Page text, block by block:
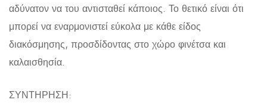
αδύνατον να του αντισταθεί κάποιος. Το θετικό είναι ότι
μπορεί να εναρμονιστεί εύκολα με κάθε είδος
διακόσμησης, προσδίδοντας στο χώρο φινέτσα και
καλαισθησία.
ΣΥΝΤΗΡΗΣΗ: